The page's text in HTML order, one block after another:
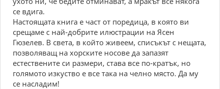
се вдига.
Настоящата книга е част от поредица, в която ви
срещаме с най-добрите илюстрации на Ясен
Гюзелев. В света, в който живеем, списъкът с нещата,
позволяващ на хорските носове да запазят
естествените си размери, става все по-кратък, но
голямото изкуство е все така на челно място. Да му
се насладим!